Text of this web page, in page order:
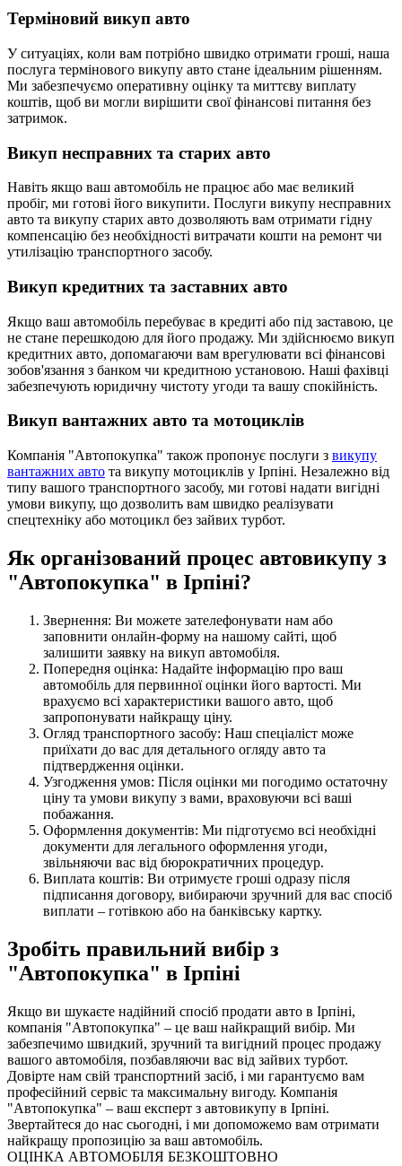
Терміновий викуп авто
У ситуаціях, коли вам потрібно швидко отримати гроші, наша
послуга термінового викупу авто стане ідеальним рішенням.
Ми забезпечуємо оперативну оцінку та миттєву виплату
коштів, щоб ви могли вирішити свої фінансові питання без
затримок.
Викуп несправних та старих авто
Навіть якщо ваш автомобіль не працює або має великий
пробіг, ми готові його викупити. Послуги викупу несправних
авто та викупу старих авто дозволяють вам отримати гідну
компенсацію без необхідності витрачати кошти на ремонт чи
утилізацію транспортного засобу.
Викуп кредитних та заставних авто
Якщо ваш автомобіль перебуває в кредиті або під заставою, це
не стане перешкодою для його продажу. Ми здійснюємо викуп
кредитних авто, допомагаючи вам врегулювати всі фінансові
зобов'язання з банком чи кредитною установою. Наші фахівці
забезпечують юридичну чистоту угоди та вашу спокійність.
Викуп вантажних авто та мотоциклів
Компанія "Автопокупка" також пропонує послуги з викупу
вантажних авто та викупу мотоциклів у Ірпіні. Незалежно від
типу вашого транспортного засобу, ми готові надати вигідні
умови викупу, що дозволить вам швидко реалізувати
спецтехніку або мотоцикл без зайвих турбот.
Як організований процес автовикупу з
"Автопокупка" в Ірпіні?
Звернення: Ви можете зателефонувати нам або
заповнити онлайн-форму на нашому сайті, щоб
залишити заявку на викуп автомобіля.
Попередня оцінка: Надайте інформацію про ваш
автомобіль для первинної оцінки його вартості. Ми
врахуємо всі характеристики вашого авто, щоб
запропонувати найкращу ціну.
Огляд транспортного засобу: Наш спеціаліст може
приїхати до вас для детального огляду авто та
підтвердження оцінки.
Узгодження умов: Після оцінки ми погодимо остаточну
ціну та умови викупу з вами, враховуючи всі ваші
побажання.
Оформлення документів: Ми підготуємо всі необхідні
документи для легального оформлення угоди,
звільняючи вас від бюрократичних процедур.
Виплата коштів: Ви отримуєте гроші одразу після
підписання договору, вибираючи зручний для вас спосіб
виплати – готівкою або на банківську картку.
Зробіть правильний вибір з
"Автопокупка" в Ірпіні
Якщо ви шукаєте надійний спосіб продати авто в Ірпіні,
компанія "Автопокупка" – це ваш найкращий вибір. Ми
забезпечимо швидкий, зручний та вигідний процес продажу
вашого автомобіля, позбавляючи вас від зайвих турбот.
Довірте нам свій транспортний засіб, і ми гарантуємо вам
професійний сервіс та максимальну вигоду. Компанія
"Автопокупка" – ваш експерт з автовикупу в Ірпіні.
Звертайтеся до нас сьогодні, і ми допоможемо вам отримати
найкращу пропозицію за ваш автомобіль.
ОЦІНКА АВТОМОБІЛЯ БЕЗКОШТОВНО